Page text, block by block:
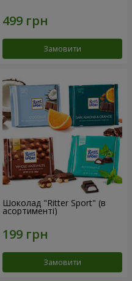
Замовити
Шоколад "Ritter Sport" (в
асортименті)
Замовити